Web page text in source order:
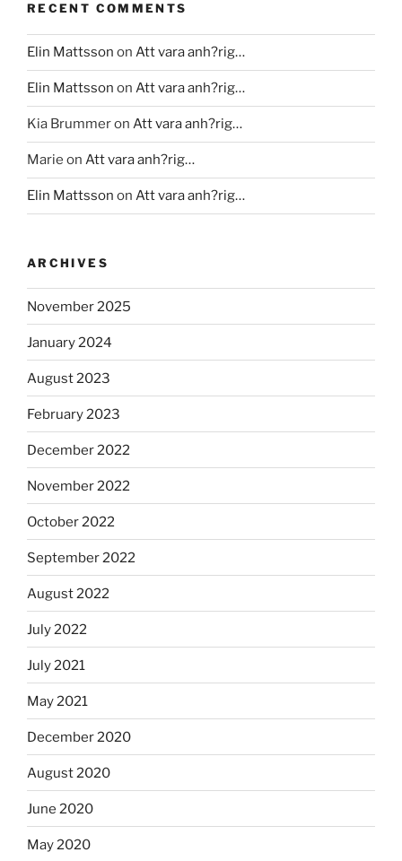
RECENT COMMENTS
Elin Mattsson on Att vara anh?rig…
Elin Mattsson on Att vara anh?rig…
Kia Brummeron Att vara anh?rig…
Marie on Att vara anh?rig…
Elin Mattsson on Att vara anh?rig…
ARCHIVES
November 2025
January 2024
August 2023
February 2023
December 2022
November 2022
October 2022
September 2022
August 2022
July 2022
July 2021
May 2021
December 2020
August 2020
June 2020
May 2020